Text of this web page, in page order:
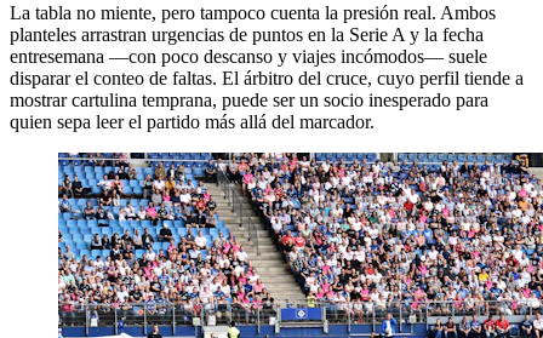
La tabla no miente, pero tampoco cuenta la presión real. Ambos
planteles arrastran urgencias de puntos en la Serie A y la fecha
entresemana —con poco descanso y viajes incómodos— suele
disparar el conteo de faltas. El árbitro del cruce, cuyo perfil tiende a
mostrar cartulina temprana, puede ser un socio inesperado para
quien sepa leer el partido más allá del marcador.